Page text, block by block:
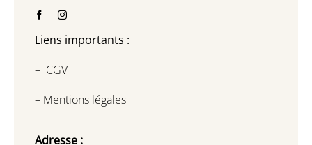
Liens importants :
– CGV
– Mentions légales
Adresse :